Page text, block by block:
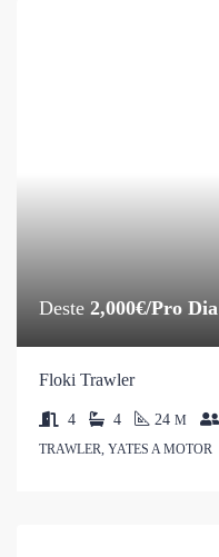
Deste 2,000€/Pro Dia
Floki Trawler
4 4 24 M
TRAWLER, YATES A MOTOR